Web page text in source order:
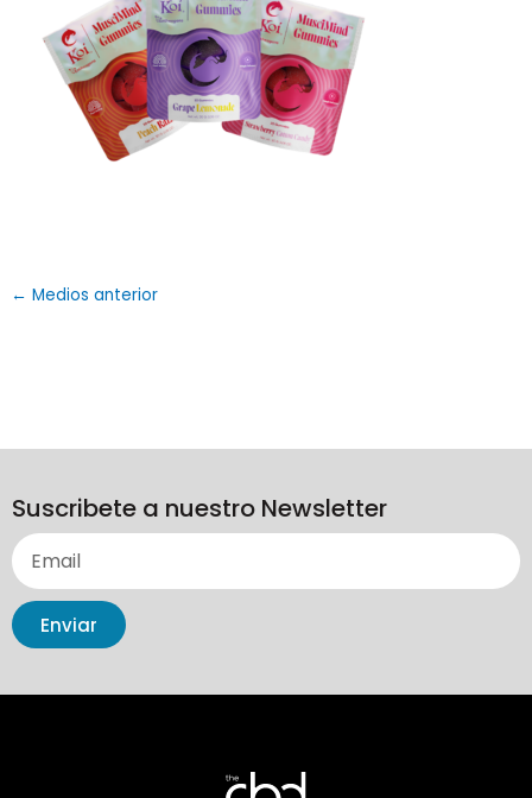
← Medios anterior
Suscribete a nuestro Newsletter
Enviar